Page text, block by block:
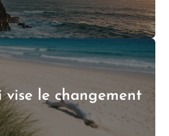
le changement